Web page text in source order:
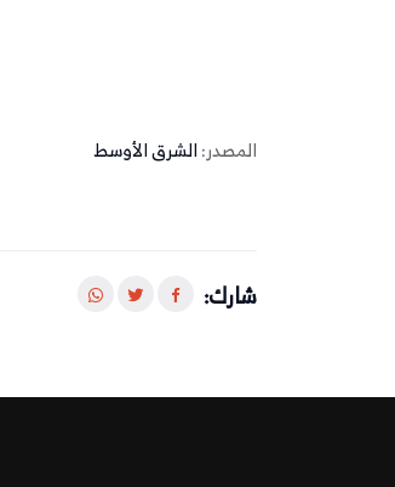
المصدر:الشرق الأوسط
شارك: